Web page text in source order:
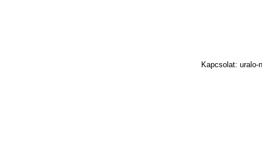
Kapcsolat: uralo-